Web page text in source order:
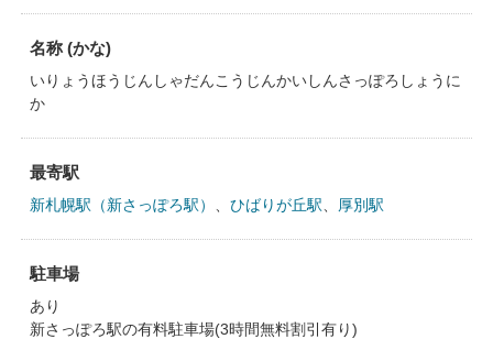
名称 (かな)
いりょうほうじんしゃだんこうじんかいしんさっぽろしょうに
か
最寄駅
新札幌駅（新さっぽろ駅） ひばりが丘駅 厚別駅
駐車場
あり
新さっぽろ駅の有料駐車場(3時間無料割引有り)